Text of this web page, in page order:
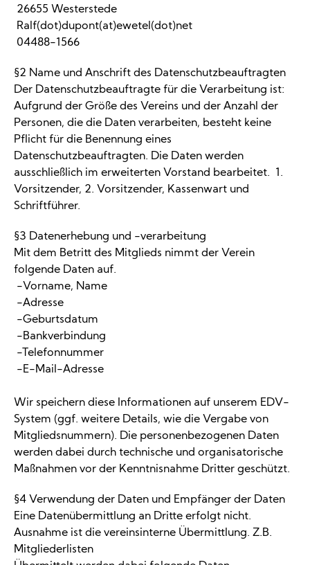
26655 Westerstede
Ralf(dot)dupont(at)ewetel(dot)net
04488-1566
§2 Name und Anschrift des Datenschutzbeauftragten
Der Datenschutzbeauftragte für die Verarbeitung ist:
Aufgrund der Größe des Vereins und der Anzahl der
Personen, die die Daten verarbeiten, besteht keine
Pflicht für die Benennung eines
Datenschutzbeauftragten. Die Daten werden
ausschließlich im erweiterten Vorstand bearbeitet. 1.
Vorsitzender, 2. Vorsitzender, Kassenwart und
Schriftführer.
§3 Datenerhebung und -verarbeitung
Mit dem Betritt des Mitglieds nimmt der Verein
folgende Daten auf.
-Vorname, Name
-Adresse
-Geburtsdatum
-Bankverbindung
-Telefonnummer
-E-Mail-Adresse
Wir speichern diese Informationen auf unserem EDV-
System (ggf. weitere Details, wie die Vergabe von
Mitgliedsnummern). Die personenbezogenen Daten
werden dabei durch technische und organisatorische
Maßnahmen vor der Kenntnisnahme Dritter geschützt.
§4 Verwendung der Daten und Empfänger der Daten
Eine Datenübermittlung an Dritte erfolgt nicht.
Ausnahme ist die vereinsinterne Übermittlung. Z.B.
Mitgliederlisten